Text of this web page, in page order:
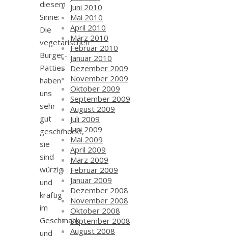
diesem
Sinne:
Die
vegetarischen
Burger-
Patties
haben
uns
sehr
gut
geschmeckt,
sie
sind
würzig
und
kräftig
im
Geschmack
und
Juni 2010
Mai 2010
April 2010
März 2010
Februar 2010
Januar 2010
Dezember 2009
November 2009
Oktober 2009
September 2009
August 2009
Juli 2009
Juni 2009
Mai 2009
April 2009
März 2009
Februar 2009
Januar 2009
Dezember 2008
November 2008
Oktober 2008
September 2008
August 2008